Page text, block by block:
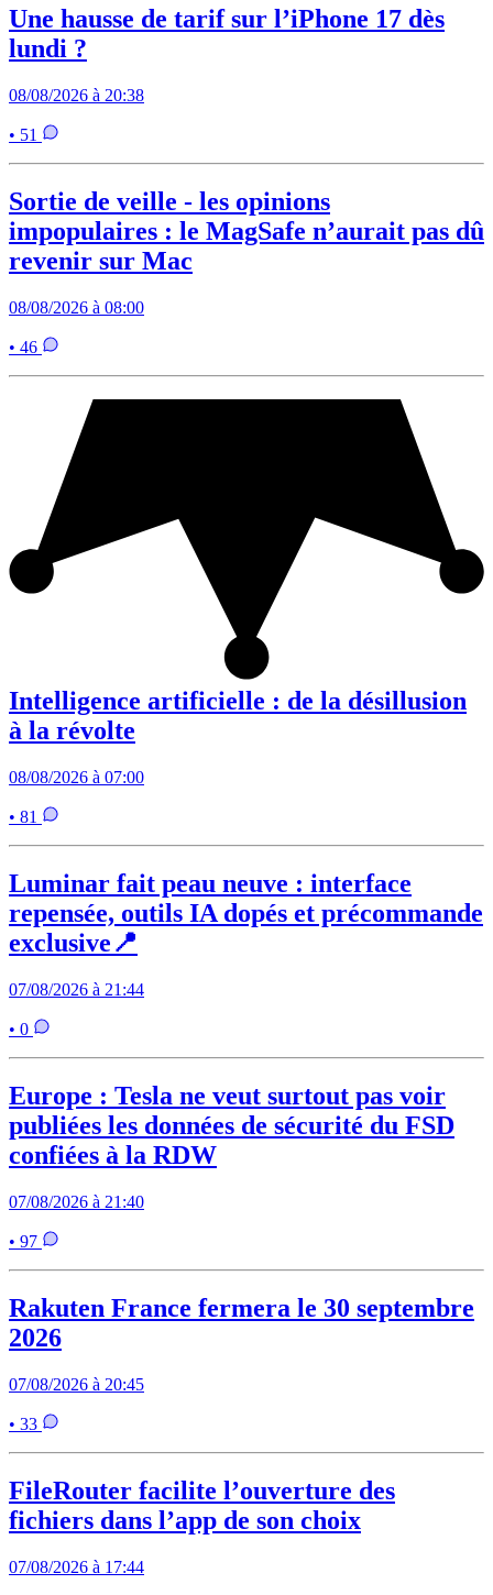
Une hausse de tarif sur l’iPhone 17 dès
lundi ?
08/08/2026 à 20:38
• 51
Sortie de veille - les opinions
impopulaires : le MagSafe n’aurait pas dû
revenir sur Mac
08/08/2026 à 08:00
• 46
Intelligence artificielle : de la désillusion
à la révolte
08/08/2026 à 07:00
• 81
Luminar fait peau neuve : interface
repensée, outils IA dopés et précommande
exclusive📍
07/08/2026 à 21:44
• 0
Europe : Tesla ne veut surtout pas voir
publiées les données de sécurité du FSD
confiées à la RDW
07/08/2026 à 21:40
• 97
Rakuten France fermera le 30 septembre
2026
07/08/2026 à 20:45
• 33
FileRouter facilite l’ouverture des
fichiers dans l’app de son choix
07/08/2026 à 17:44